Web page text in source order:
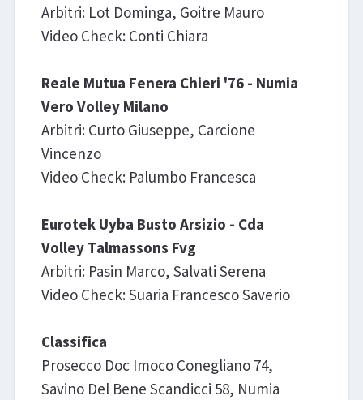
Arbitri: Lot Dominga, Goitre Mauro
Video Check: Conti Chiara
Reale Mutua Fenera Chieri '76 - Numia
Vero Volley Milano
Arbitri: Curto Giuseppe, Carcione
Vincenzo
Video Check: Palumbo Francesca
Eurotek Uyba Busto Arsizio - Cda
Volley Talmassons Fvg
Arbitri: Pasin Marco, Salvati Serena
Video Check: Suaria Francesco Saverio
Classifica
Prosecco Doc Imoco Conegliano 74,
Savino Del Bene Scandicci 58, Numia